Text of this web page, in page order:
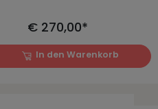
€ 270,00*
In den Warenkorb